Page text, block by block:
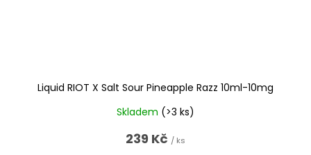
Liquid RIOT X Salt Sour Pineapple Razz 10ml-10mg
Skladem (>3 ks)
239 Kč / ks